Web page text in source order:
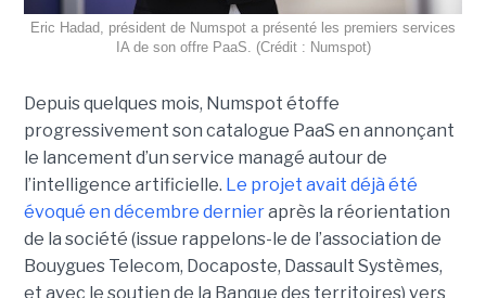
Eric Hadad, président de Numspot a présenté les premiers services
IA de son offre PaaS. (Crédit : Numspot)
Depuis quelques mois, Numspot étoffe
progressivement son catalogue PaaS en annonçant
le lancement d’un service managé autour de
l’intelligence artificielle. Le projet avait déjà été
évoqué en décembre dernieraprès la réorientation
de la société (issue rappelons-le de l’association de
Bouygues Telecom, Docaposte, Dassault Systèmes,
et avec le soutien de la Banque des territoires) vers